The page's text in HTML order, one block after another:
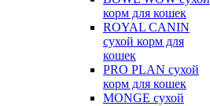
корм для кошек
ROYAL CANIN
сухой корм для
кошек
PRO PLAN сухой
корм для кошек
MONGE сухой